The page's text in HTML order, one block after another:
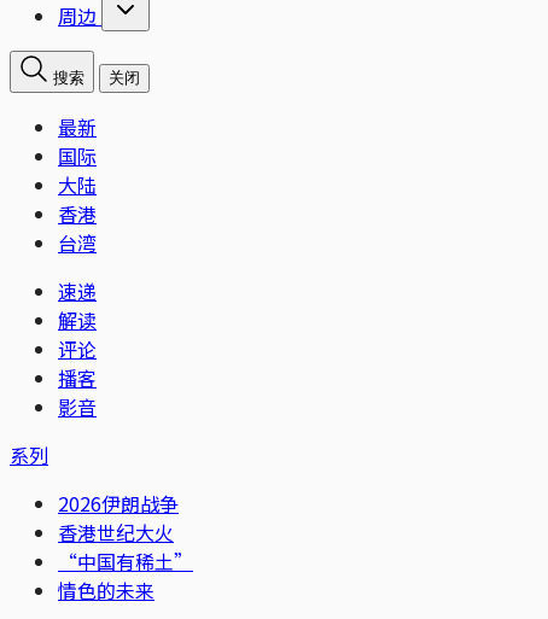
周边
搜索 关闭
最新
国际
大陆
香港
台湾
速递
解读
评论
播客
影音
系列
2026伊朗战争
香港世纪大火
“中国有稀土”
情色的未来